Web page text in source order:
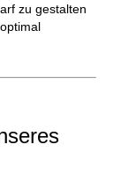
zu gestalten